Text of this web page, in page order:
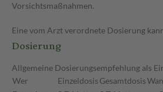
Vorsichtsmaßnahmen.
Eine vom Arzt verordnete Dosierung
Dosierung
Allgemeine Dosierungsempfehlung als
Wer
Einzeldosis Gesamtdosis